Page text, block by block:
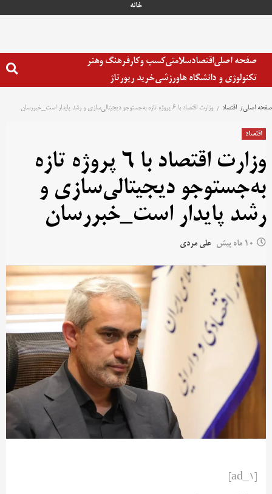
خانه
صفحه اصلیاقتصادسلامتیکسب وکارفرهنگ وهنر
تکنولوژی و دانشگاه هاورزشیخرید رپورتاژ
صفحه اصلی اقتصاد وزارت اقتصاد با 6 پروژه تازه به‌جستوجو دیجیتالی‌سازی و رشد پایدار است_خبررسان
اقتصاد
وزارت اقتصاد با 6 پروژه تازه
به‌جستوجو دیجیتالی‌سازی و
رشد پایدار است_خبررسان
10 ماه پیش علی مردی